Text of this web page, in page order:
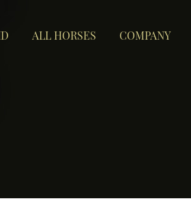
ALL HORSES COMPANY